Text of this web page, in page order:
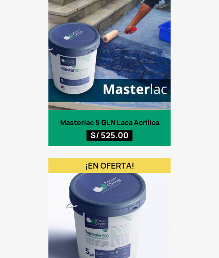
Masterlac 5 GLN Laca Acrílica
S/ 525.00
¡EN OFERTA!